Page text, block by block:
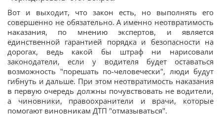
Вот и выходит, что закон есть, но выполнять его
совершенно не обязательно. А именно неотвратимость
наказания, по мнению экспертов, и является
единственной гарантией порядка и безопасности на
дорогах, ведь какой бы штраф ни нарисовали
законодатели, если у водителя будет оставаться
возможность "порешать по-человечески", люди будут
гибнуть и дальше. При этом неотвратимость наказания
в первую очередь должны почувствовать не водители,
а чиновники, правоохранители и врачи, которые
помогают виновникам ДТП "отмазываться".